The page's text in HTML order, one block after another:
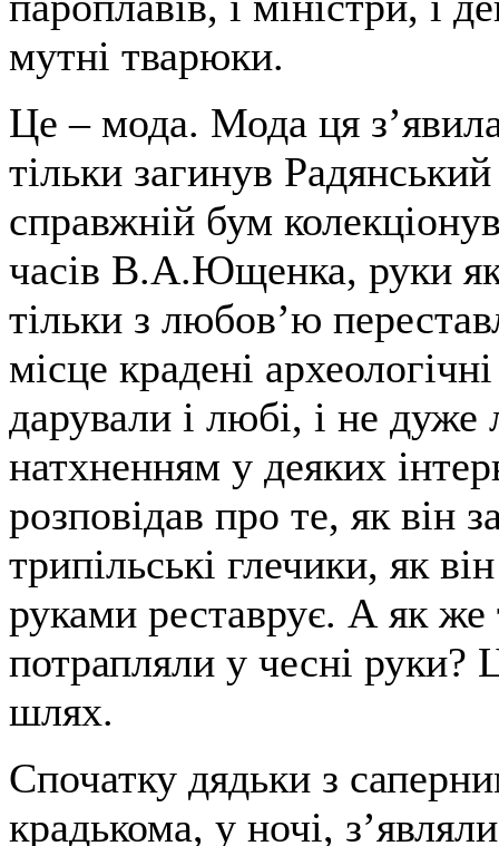
мутні тварюки.
Це – мода. Мода ця
тільки загинув
справжній бум
часів В.А.Ющенка, руки
тільки з любов’ю
місце крадені
дарували і любі, і не дуже
натхненням у деяких
розповідав про те, як він
трипільські глечики, як
руками реставрує. А як же
потрапляли у чесні руки?
шлях.
Спочатку дядьки з
крадькома, у ночі,